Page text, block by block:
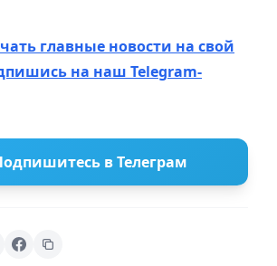
главные новости на свой
на наш Telegram-
в Телеграм